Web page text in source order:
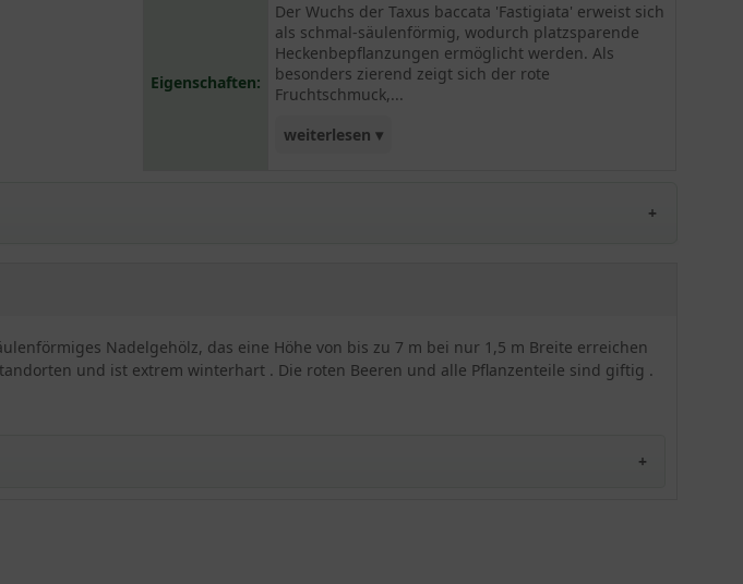
Eigenschaften:
Der Wuchs der Taxus baccata 'Fastigiata' erweist sich
als schmal-säulenförmig, wodurch platzsparende
Heckenbepflanzungen ermöglicht werden. Als
besonders zierend zeigt sich der rote
Fruchtschmuck,...
weiterlesen ▾
Nadelgehölz, das eine Höhe von bis zu 7 m bei nur 1,5 m Breite erreichen
und ist extrem winterhart . Die roten Beeren und alle Pflanzenteile sind giftig .